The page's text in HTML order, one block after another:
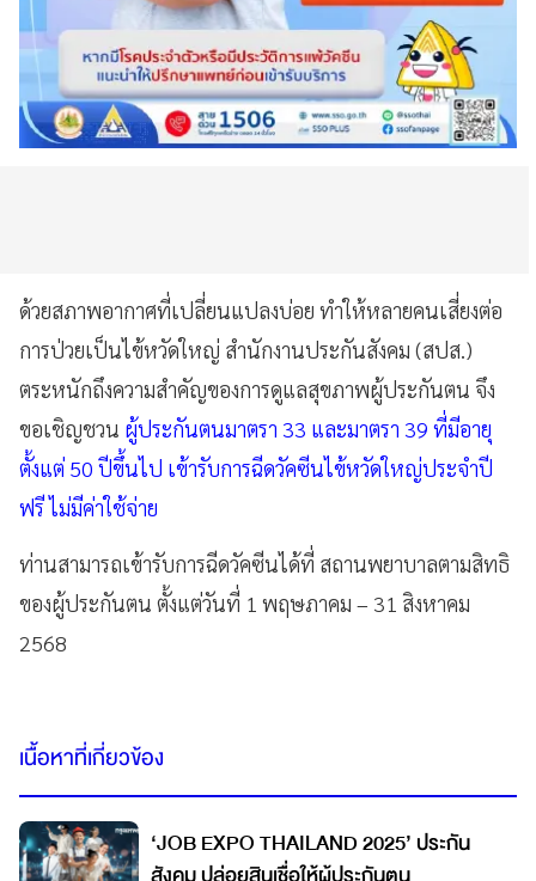
ด้วยสภาพอากาศที่เปลี่ยนแปลงบ่อย ทำให้หลายคนเสี่ยงต่อ
การป่วยเป็นไข้หวัดใหญ่ สำนักงานประกันสังคม (สปส.)
ตระหนักถึงความสำคัญของการดูแลสุขภาพผู้ประกันตน จึง
ขอเชิญชวน ผู้ประกันตนมาตรา 33 และมาตรา 39 ที่มีอายุ
ตั้งแต่ 50 ปีขึ้นไป เข้ารับการฉีดวัคซีนไข้หวัดใหญ่ประจำปี
ฟรี ไม่มีค่าใช้จ่าย
ท่านสามารถเข้ารับการฉีดวัคซีนได้ที่ สถานพยาบาลตามสิทธิ
ของผู้ประกันตน ตั้งแต่วันที่ 1 พฤษภาคม – 31 สิงหาคม
2568
เนื้อหาที่เกี่ยวข้อง
‘JOB EXPO THAILAND 2025’ ประกัน